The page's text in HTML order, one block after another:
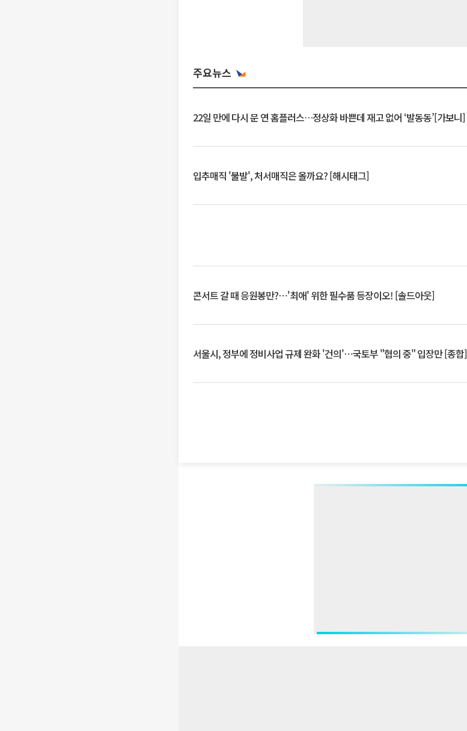
주요뉴스
22일 만에 다시 문 연 홈플러스…정상화 바쁜데 재고 없어 ‘발동동’[가보니]
입추매직 '불발', 처서매직은 올까요? [해시태그]
콘서트 갈 때 응원봉만?⋯'최애' 위한 필수품 등장이오! [솔드아웃]
서울시, 정부에 정비사업 규제 완화 '건의'⋯국토부 "협의 중" 입장만 [종합]